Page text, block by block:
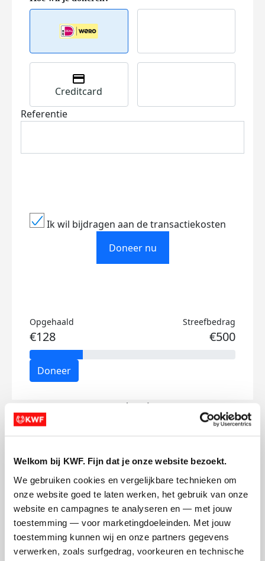
Welkom bij KWF. Fijn dat je onze website bezoekt.
We gebruiken cookies en vergelijkbare technieken om
onze website goed te laten werken, het gebruik van onze
website en campagnes te analyseren en — met jouw
toestemming — voor marketingdoeleinden. Met jouw
toestemming kunnen wij en onze partners gegevens
verwerken, zoals surfgedrag, voorkeuren en technische
Creditcard
Referentie
Ik wil bijdragen aan de transactiekosten
Doneer nu
Opgehaald
€128
Streefbedrag
€500
Doneer
Jop's badges